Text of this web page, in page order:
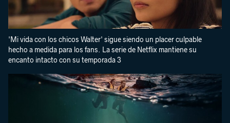
'Mi vida con los chicos Walter' sigue siendo un placer culpable
hecho a medida para los fans. La serie de Netflix mantiene su
encanto intacto con su temporada 3